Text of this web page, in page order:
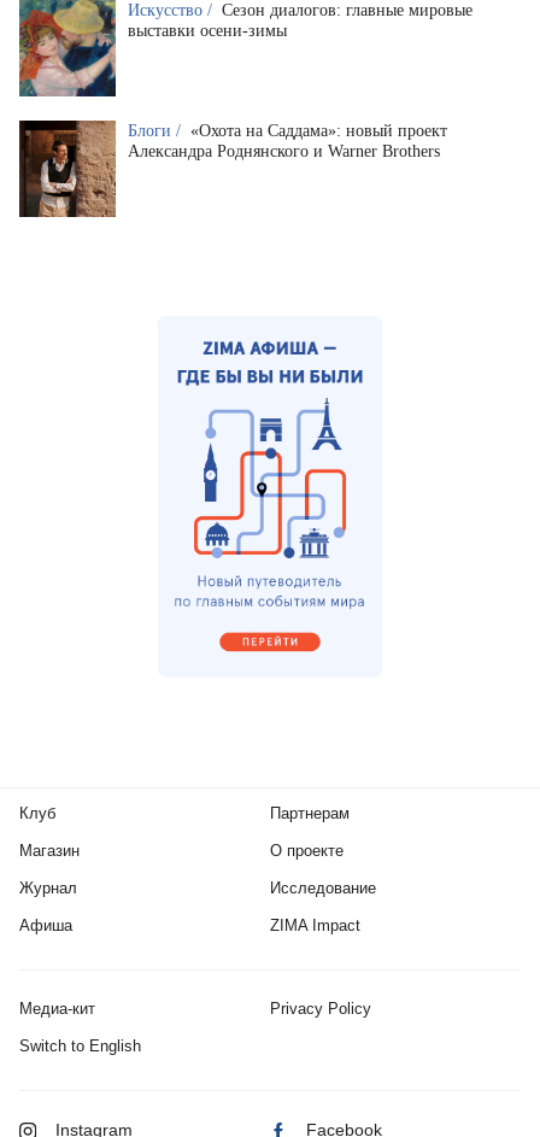
Искусство / Сезон диалогов: главные мировые
выставки осени-зимы
Блоги / «Охота на Саддама»: новый проект
Александра Роднянского и Warner Brothers
Клуб
Магазин
Журнал
Афиша
Партнерам
О проекте
Исследование
ZIMA Impact
Медиа-кит Privacy Policy
Switch to English
Instagram Facebook